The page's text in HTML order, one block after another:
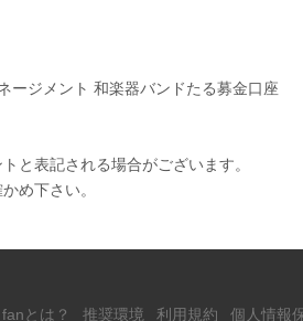
ジメント 和楽器バンドたる募金口座
と表記される場合がございます。
め下さい。
とは？ 推奨環境 利用規約 個人情報